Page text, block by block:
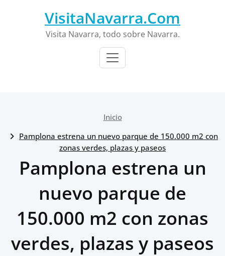
VisitaNavarra.Com
Visita Navarra, todo sobre Navarra.
Inicio
Pamplona estrena un nuevo parque de 150.000 m2 con
zonas verdes, plazas y paseos
Pamplona estrena un
nuevo parque de
150.000 m2 con zonas
verdes, plazas y paseos